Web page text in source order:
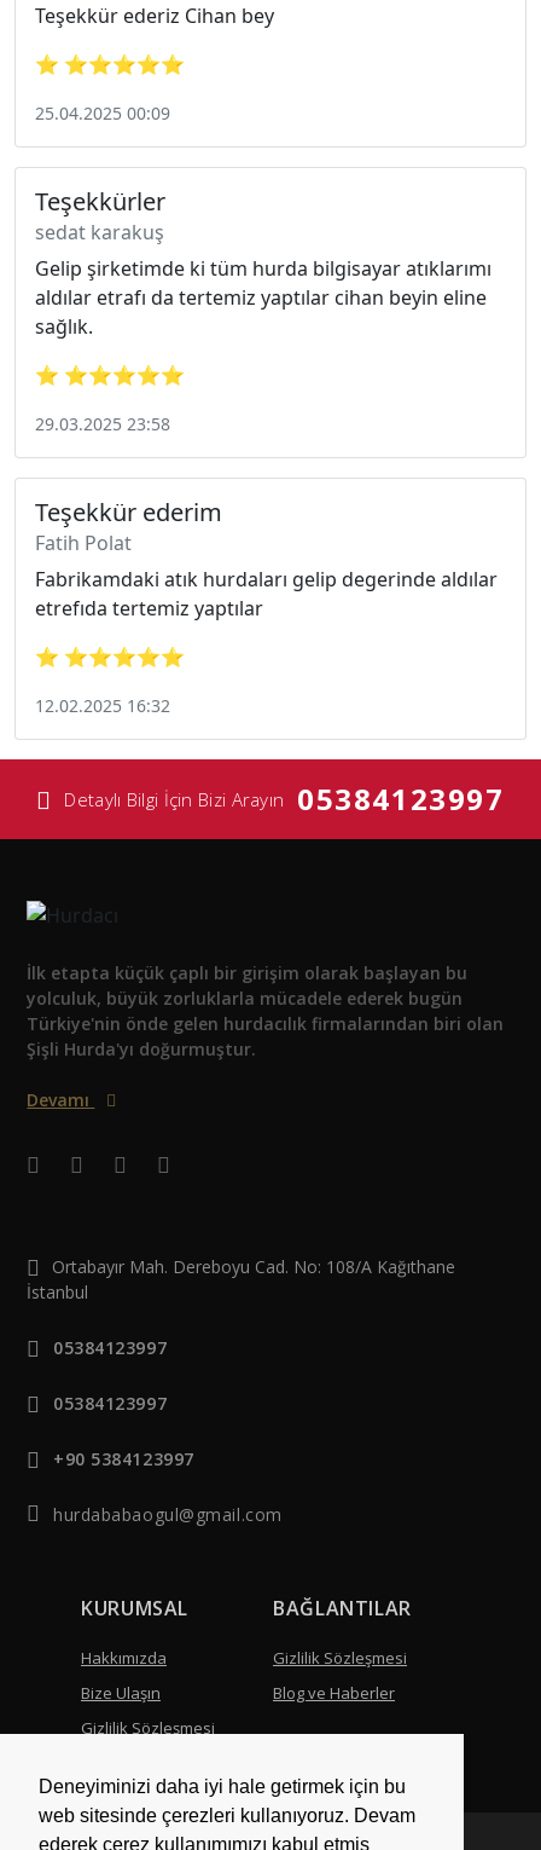
Deneyiminizi daha iyi hale getirmek için bu
web sitesinde çerezleri kullanıyoruz. Devam
ederek çerez kullanımımızı kabul etmiş
Teşekkür ederiz Cihan bey
⭐ ⭐⭐⭐⭐⭐
25.04.2025 00:09
Teşekkürler
sedat karakuş
Gelip şirketimde ki tüm hurda bilgisayar atıklarımı
aldılar etrafı da tertemiz yaptılar cihan beyin eline
sağlık.
⭐ ⭐⭐⭐⭐⭐
29.03.2025 23:58
Teşekkür ederim
Fatih Polat
Fabrikamdaki atık hurdaları gelip degerinde aldılar
etrefıda tertemiz yaptılar
⭐ ⭐⭐⭐⭐⭐
12.02.2025 16:32
Detaylı Bilgi İçin Bizi Arayın 05384123997
İlk etapta küçük çaplı bir girişim olarak başlayan bu
yolculuk, büyük zorluklarla mücadele ederek bugün
Türkiye'nin önde gelen hurdacılık firmalarından biri olan
Şişli Hurda'yı doğurmuştur.
Devamı
Ortabayır Mah. Dereboyu Cad. No: 108/A Kağıthane
İstanbul
05384123997
05384123997
+90 5384123997
hurdababaogul@gmail.com
KURUMSAL
Hakkımızda
Bize Ulaşın
Gizlilik Sözleşmesi
BAĞLANTILAR
Gizlilik Sözleşmesi
Blog ve Haberler